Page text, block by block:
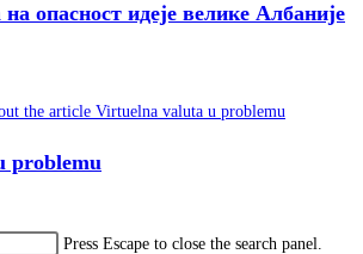
опасност идеје велике Албаније
problemu
Press Escape to close the search panel.